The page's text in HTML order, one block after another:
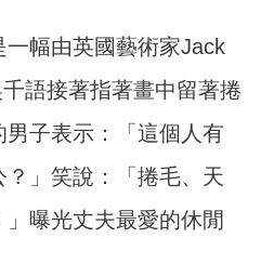
幅由英國藝術家Jack
語接著指著畫中留著捲
子表示：「這個人有
」笑說：「捲毛、天
曝光丈夫最愛的休閒